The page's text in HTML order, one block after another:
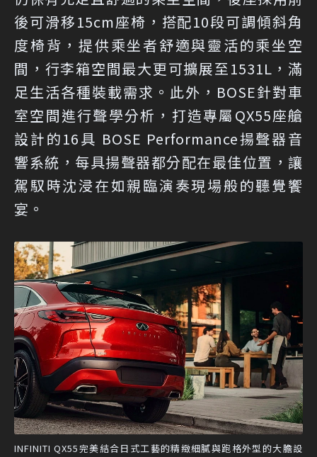
後可滑移15cm座椅，搭配10段可調傾斜角
度椅背，提供乘坐者舒適與靈活的乘坐空
間，行李箱空間最大更可擴展至1531L，滿
足生活各種裝載需求。此外，BOSE針對車
室空間進行聲學分析，打造專屬QX55座艙
設計的16具 BOSE Performance揚聲器音
響系統，每具揚聲器都分配在最佳位置，讓
駕馭時沈浸在如親臨演奏現場般的聽覺饗
宴。
INFINITI QX55完美結合日式工藝的精緻細膩與跑格外型的大膽設